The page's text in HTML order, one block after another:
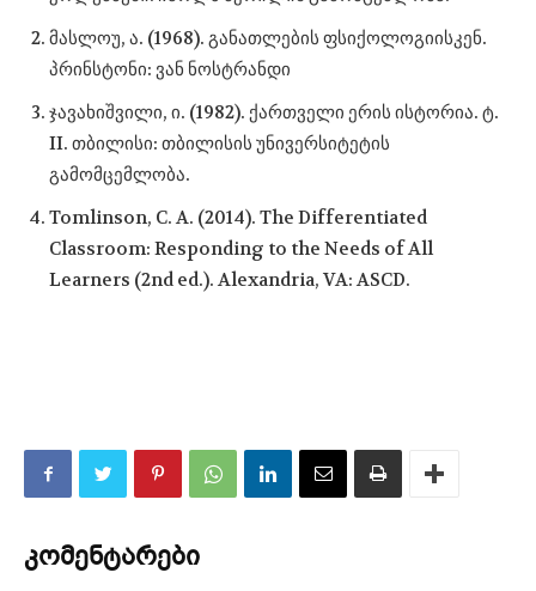
მასლოუ, ა. (1968). განათლების ფსიქოლოგიისკენ.
პრინსტონი: ვან ნოსტრანდი
ჯავახიშვილი, ი. (1982). ქართველი ერის ისტორია. ტ.
II. თბილისი: თბილისის უნივერსიტეტის
გამომცემლობა.
Tomlinson, C. A. (2014). The Differentiated
Classroom: Responding to the Needs of All
Learners (2nd ed.). Alexandria, VA: ASCD.
კომენტარები